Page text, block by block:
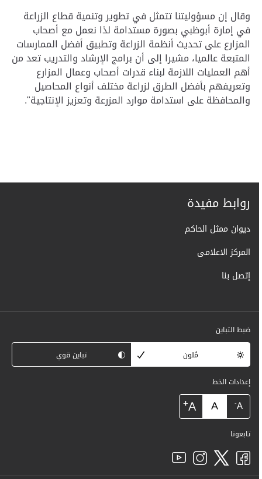
وقال إن مسؤوليتنا تتمثل في تطوير وتنمية قطاع الزراعة
في إمارة أبوظبي بصورة مستدامة لذا نعمل مع أصحاب
المزارع على تحديث أنظمة الزراعة وتطبيق أفضل الممارسات
المتبعة عالميا، مشيرا إلى أن برامج الإرشاد والتدريب تعد من
أهم العمليات اللازمة لبناء قدرات أصحاب وعمال المزارع
وتعريفهم بأفضل الطرق لزراعة مختلف أنواع المحاصيل
والمحافظة على استدامة موارد المزرعة وتعزيز الإنتاجية".
روابط مفيدة
ديوان ممثل الحاكم
المركز الاعلامى
إتصل بنا
ضبط التباين
مُلون
تباين قوي
إعدادات الخط
A
-
A
A
+
تابعونا